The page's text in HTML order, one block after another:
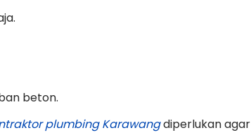
beton.
plumbing Karawangdiperlukan agar